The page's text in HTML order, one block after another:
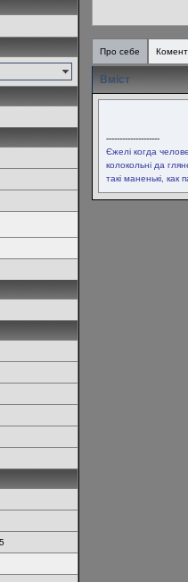
Про себе
Вміст
--------------------
Єжелі когда
колокольні да
такі маненькі,